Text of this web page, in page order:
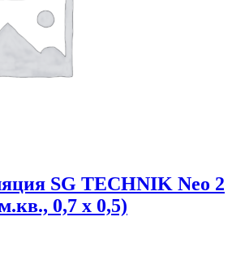
SG TECHNIK Neo 2
0,7 х 0,5)